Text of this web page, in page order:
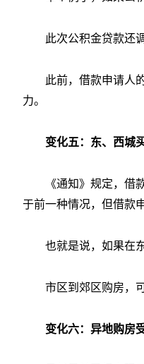
此次公积金贷款还
此前，借款申请人
力。
变化五：东、西城
《通知》规定，
于前一种情况，但借款
也就是说，如果在
市区到郊区购房，
变化六：异地购房